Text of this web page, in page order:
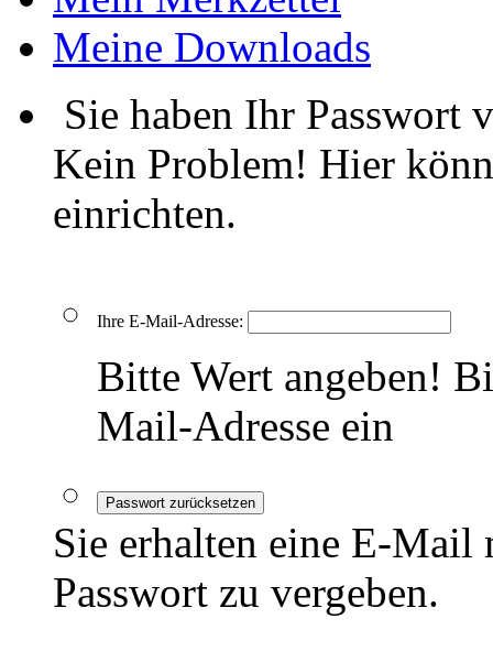
Meine Downloads
Sie haben Ihr Passwort
Kein Problem! Hier
einrichten.
Ihre E-Mail-Adresse:
Bitte Wert angeben!
Mail-Adresse ein
Passwort zurücksetzen
Sie erhalten eine E-
Passwort zu vergeben.